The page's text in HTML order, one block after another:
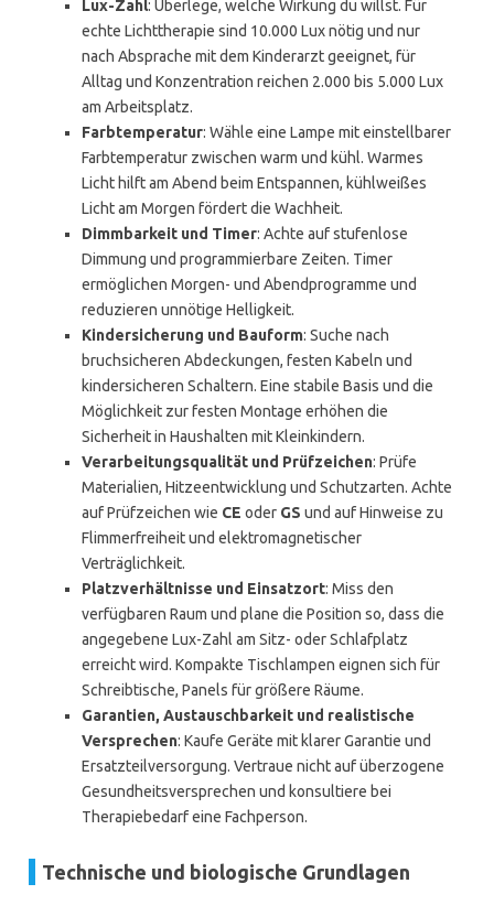
Lux-Zahl: Überlege, welche Wirkung du willst. Für
echte Lichttherapie sind 10.000 Lux nötig und nur
nach Absprache mit dem Kinderarzt geeignet, für
Alltag und Konzentration reichen 2.000 bis 5.000 Lux
am Arbeitsplatz.
Farbtemperatur: Wähle eine Lampe mit einstellbarer
Farbtemperatur zwischen warm und kühl. Warmes
Licht hilft am Abend beim Entspannen, kühlweißes
Licht am Morgen fördert die Wachheit.
Dimmbarkeit und Timer: Achte auf stufenlose
Dimmung und programmierbare Zeiten. Timer
ermöglichen Morgen- und Abendprogramme und
reduzieren unnötige Helligkeit.
Kindersicherung und Bauform: Suche nach
bruchsicheren Abdeckungen, festen Kabeln und
kindersicheren Schaltern. Eine stabile Basis und die
Möglichkeit zur festen Montage erhöhen die
Sicherheit in Haushalten mit Kleinkindern.
Verarbeitungsqualität und Prüfzeichen: Prüfe
Materialien, Hitzeentwicklung und Schutzarten. Achte
auf Prüfzeichen wie CE oder GS und auf Hinweise zu
Flimmerfreiheit und elektromagnetischer
Verträglichkeit.
Platzverhältnisse und Einsatzort: Miss den
verfügbaren Raum und plane die Position so, dass die
angegebene Lux-Zahl am Sitz- oder Schlafplatz
erreicht wird. Kompakte Tischlampen eignen sich für
Schreibtische, Panels für größere Räume.
Garantien, Austauschbarkeit und realistische
Versprechen: Kaufe Geräte mit klarer Garantie und
Ersatzteilversorgung. Vertraue nicht auf überzogene
Gesundheitsversprechen und konsultiere bei
Therapiebedarf eine Fachperson.
Technische und biologische Grundlagen